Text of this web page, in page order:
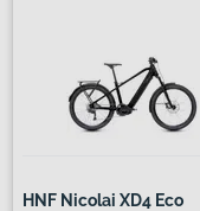
HNF Nicolai XD4 Eco